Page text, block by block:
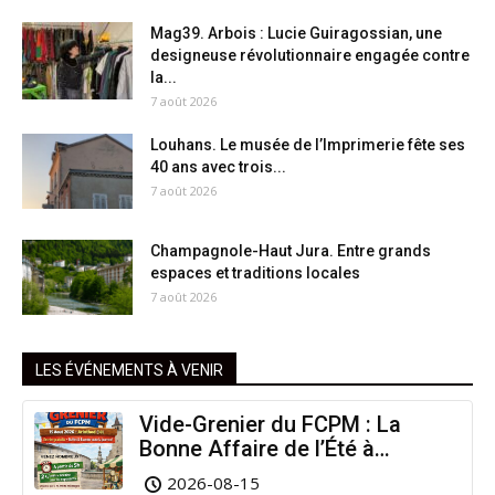
Mag39. Arbois : Lucie Guiragossian, une
designeuse révolutionnaire engagée contre
la...
7 août 2026
Louhans. Le musée de l’Imprimerie fête ses
40 ans avec trois...
7 août 2026
Champagnole-Haut Jura. Entre grands
espaces et traditions locales
7 août 2026
LES ÉVÉNEMENTS À VENIR
Vide-Grenier du FCPM : La
Bonne Affaire de l’Été à
Arinthod !
2026-08-15